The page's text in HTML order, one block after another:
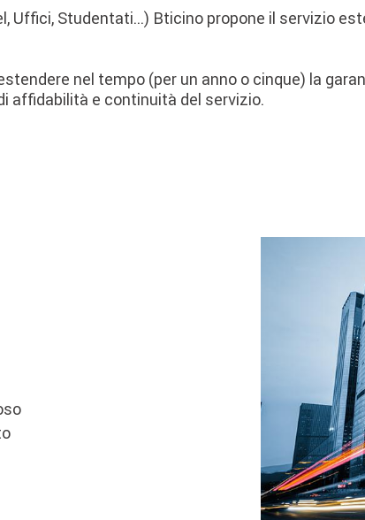
Uffici, Studentati...) Bticino propone il servizio
nel tempo (per un anno o cinque) la
affidabilità e continuità del servizio.